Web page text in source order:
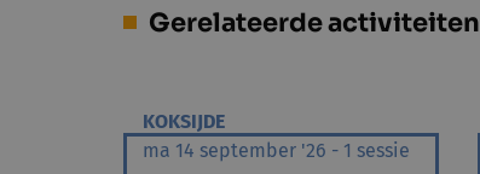
Gerelateerde activiteiten
KOKSIJDE
ma 14 september '26 - 1 sessie